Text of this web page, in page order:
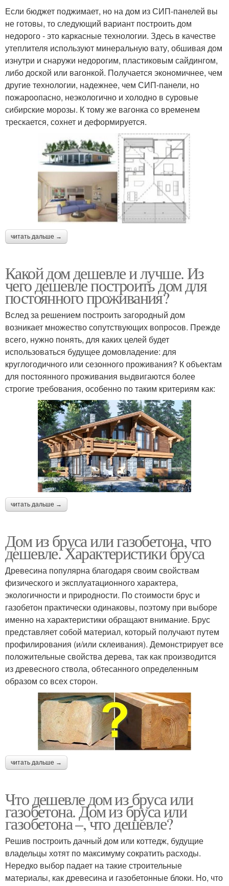
Если бюджет поджимает, но на дом из СИП-панелей вы
не готовы, то следующий вариант построить дом
недорого - это каркасные технологии. Здесь в качестве
утеплителя используют минеральную вату, обшивая дом
изнутри и снаружи недорогим, пластиковым сайдингом,
либо доской или вагонкой. Получается экономичнее, чем
другие технологии, надежнее, чем СИП-панели, но
пожароопасно, неэкологично и холодно в суровые
сибирские морозы. К тому же вагонка со временем
трескается, сохнет и деформируется.
читать дальше →
Какой дом дешевле и лучше. Из
чего дешевле построить дом для
постоянного проживания?
Вслед за решением построить загородный дом
возникает множество сопутствующих вопросов. Прежде
всего, нужно понять, для каких целей будет
использоваться будущее домовладение: для
круглогодичного или сезонного проживания? К объектам
для постоянного проживания выдвигаются более
строгие требования, особенно по таким критериям как:
читать дальше →
Дом из бруса или газобетона, что
дешевле. Характеристики бруса
Древесина популярна благодаря своим свойствам
физического и эксплуатационного характера,
экологичности и природности. По стоимости брус и
газобетон практически одинаковы, поэтому при выборе
именно на характеристики обращают внимание. Брус
представляет собой материал, который получают путем
профилирования (и/или склеивания). Демонстрирует все
положительные свойства дерева, так как производится
из древесного ствола, обтесанного определенным
образом со всех сторон.
читать дальше →
Что дешевле дом из бруса или
газобетона. Дом из бруса или
газобетона –, что дешевле?
Решив построить дачный дом или коттедж, будущие
владельцы хотят по максимуму сократить расходы.
Нередко выбор падает на такие строительные
материалы, как древесина и газобетонные блоки. Но, что